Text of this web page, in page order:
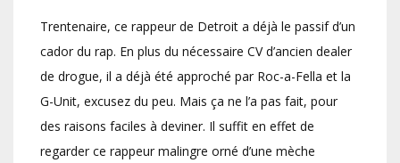
Trentenaire, ce rappeur de Detroit a déjà le passif d’un
cador du rap. En plus du nécessaire CV d’ancien dealer
de drogue, il a déjà été approché par Roc-a-Fella et la
G-Unit, excusez du peu. Mais ça ne l’a pas fait, pour
des raisons faciles à deviner. Il suffit en effet de
regarder ce rappeur malingre orné d’une mèche